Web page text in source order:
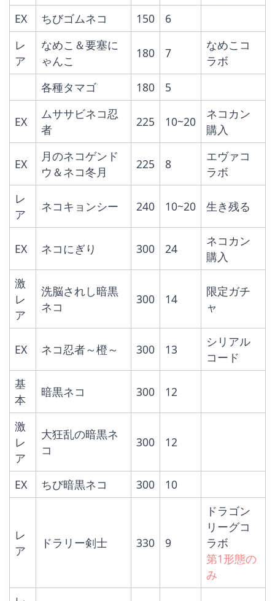
EX
ちびゴムネコ 150
6
レ
ア
なめこ＆要塞に
ゃんこ
180 7
なめこコ
ラボ
各種タマゴ
180 5
EX
ムササビネコ忍
者
225 10~20
ネコカン
購入
EX
月のネコゲンド
ウ＆ネコ冬月
225 8
エヴァコ
ラボ
レ
ア
ネコキョンシー 240 10~20 生き残る
EX ネコにぎり 300 24
ネコカン
購入
激
レ
ア
洗脳されし暗黒
ネコ
300 14
限定ガチ
ャ
EX ネコ忍者～橙～ 300 13
シリアル
コード
基
本
暗黒ネコ 300 12
激
レ
ア
大狂乱の暗黒ネ
コ
300 12
EX ちび暗黒ネコ 300 10
レ
ア
ドラリー剣士 330 9
ドラゴン
リーグコ
ラボ
第1形態の
み